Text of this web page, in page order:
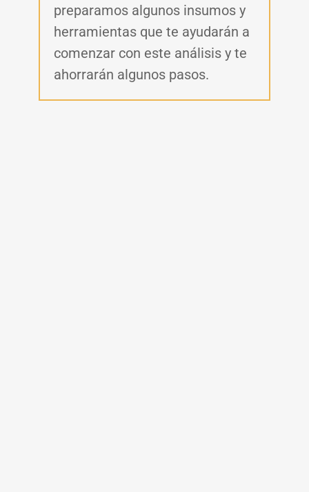
preparamos algunos insumos y
herramientas que te ayudarán a
comenzar con este análisis y te
ahorrarán algunos pasos.